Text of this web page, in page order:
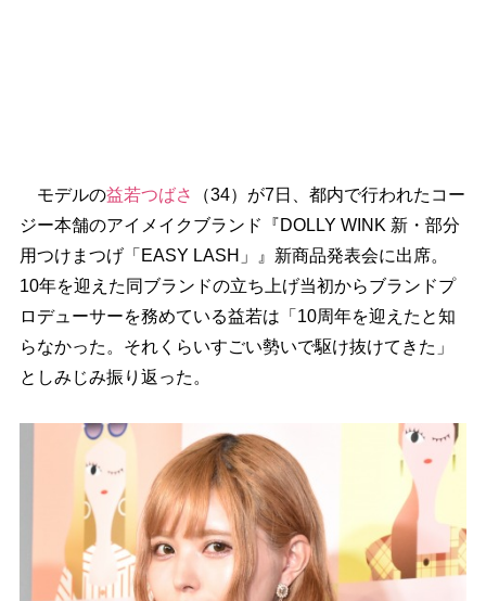
モデルの益若つばさ
（34）が7日、都内で行われたコー
ジー本舗のアイメイクブランド『DOLLY WINK 新・部分
用つけまつげ「EASY LASH」』新商品発表会に出席。
10年を迎えた同ブランドの立ち上げ当初からブランドプ
ロデューサーを務めている益若は「10周年を迎えたと知
らなかった。それくらいすごい勢いで駆け抜けてきた」
としみじみ振り返った。